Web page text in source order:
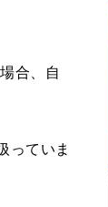
合、自
っていま